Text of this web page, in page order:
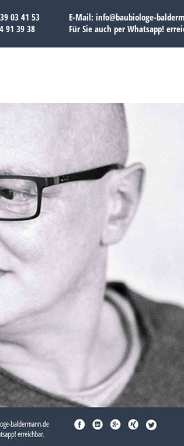
03 41 53
91 39 38
E-Mail: info@baubiologe-
Für Sie auch per Whatsapp!